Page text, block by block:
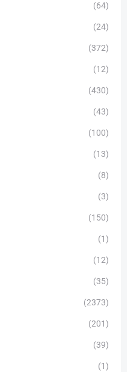
(64)
(24)
(372)
(12)
(430)
(43)
(100)
(13)
(8)
(3)
(150)
(1)
(12)
(35)
(2373)
(201)
(39)
(1)